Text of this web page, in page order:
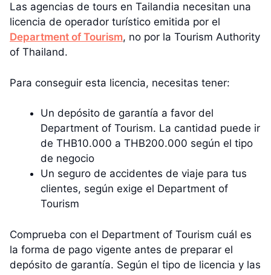
Las agencias de tours en Tailandia necesitan una
licencia de operador turístico emitida por el
Department of Tourism, no por la Tourism Authority
of Thailand.
Para conseguir esta licencia, necesitas tener:
Un depósito de garantía a favor del
Department of Tourism. La cantidad puede ir
de THB10.000 a THB200.000 según el tipo
de negocio
Un seguro de accidentes de viaje para tus
clientes, según exige el Department of
Tourism
Comprueba con el Department of Tourism cuál es
la forma de pago vigente antes de preparar el
depósito de garantía. Según el tipo de licencia y las